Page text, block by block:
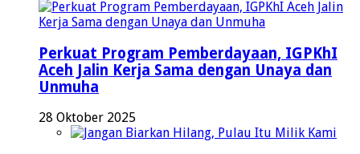
Perkuat Program Pemberdayaan, IGPKhI
Aceh Jalin Kerja Sama dengan Unaya dan
Unmuha
28 Oktober 2025